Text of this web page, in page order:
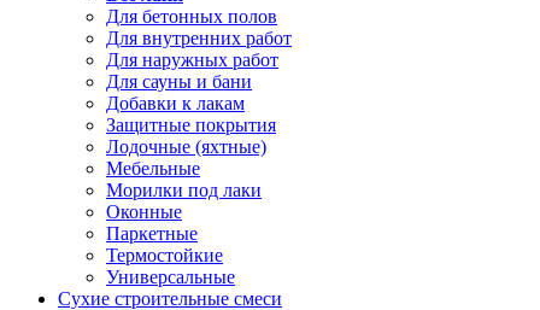
Для бетонных полов
Для внутренних работ
Для наружных работ
Для сауны и бани
Добавки к лакам
Защитные покрытия
Лодочные (яхтные)
Мебельные
Морилки под лаки
Оконные
Паркетные
Термостойкие
Универсальные
Сухие строительные смеси